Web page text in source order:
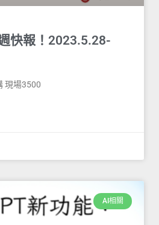
快報！2023.5.28-
現場3500
AI相關